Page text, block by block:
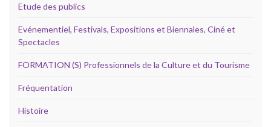
Etude des publics
Evénementiel, Festivals, Expositions et Biennales, Ciné et
Spectacles
FORMATION (S) Professionnels de la Culture et du Tourisme
Fréquentation
Histoire